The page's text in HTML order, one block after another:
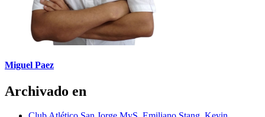
Miguel Paez
Archivado en